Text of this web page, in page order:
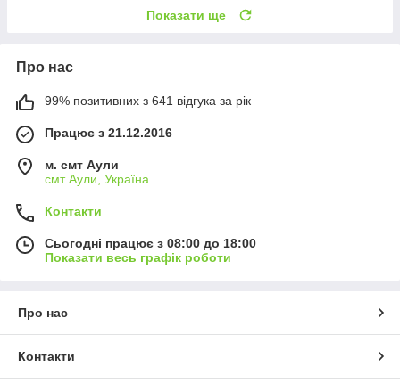
Показати ще
Про нас
99% позитивних з 641 відгука за рік
Працює з 21.12.2016
м. смт Аули
смт Аули, Україна
Контакти
Сьогодні працює з 08:00 до 18:00
Показати весь графік роботи
Про нас
Контакти